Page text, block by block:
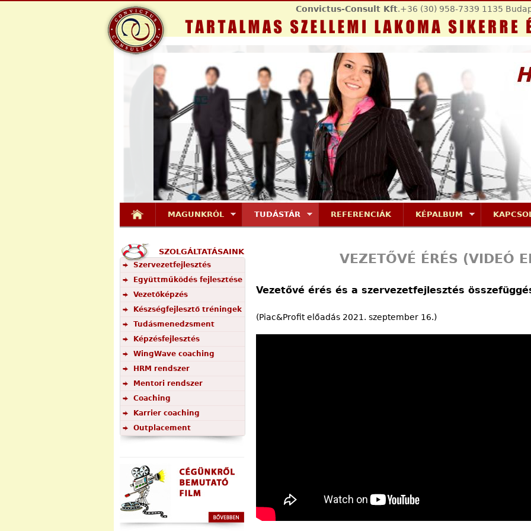
Jump to navigation
Convictus-Consult Kft.+36 (30) 958-7339 1135
MAGUNKRÓL TUDÁSTÁR REFERENCIÁK KÉPALBUM
VEZETŐVÉ ÉRÉS (VIDEÓ
Vezetővé érés és a szervezetfejlesztés
(Piac&Profit előadás 2021. szeptember 16.)
SZOLGÁLTATÁSAINK
Szervezetfejlesztés
Együttműködés fejlesztése
Vezetőképzés
Készségfejlesztő tréningek
Tudásmenedzsment
Képzésfejlesztés
WingWave coaching
HRM rendszer
Mentori rendszer
Coaching
Karrier coaching
Outplacement